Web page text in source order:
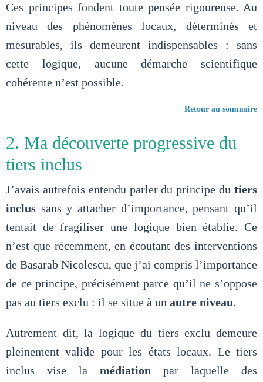
Ces principes fondent toute pensée rigoureuse. Au
niveau des phénomènes locaux, déterminés et
mesurables, ils demeurent indispensables : sans
cette logique, aucune démarche scientifique
cohérente n’est possible.
↑ Retour au sommaire
2. Ma découverte progressive du
tiers inclus
J’avais autrefois entendu parler du principe du tiers
inclus sans y attacher d’importance, pensant qu’il
tentait de fragiliser une logique bien établie. Ce
n’est que récemment, en écoutant des interventions
de Basarab Nicolescu, que j’ai compris l’importance
de ce principe, précisément parce qu’il ne s’oppose
pas au tiers exclu : il se situe à un autre niveau.
Autrement dit, la logique du tiers exclu demeure
pleinement valide pour les états locaux. Le tiers
inclus vise la médiation par laquelle des